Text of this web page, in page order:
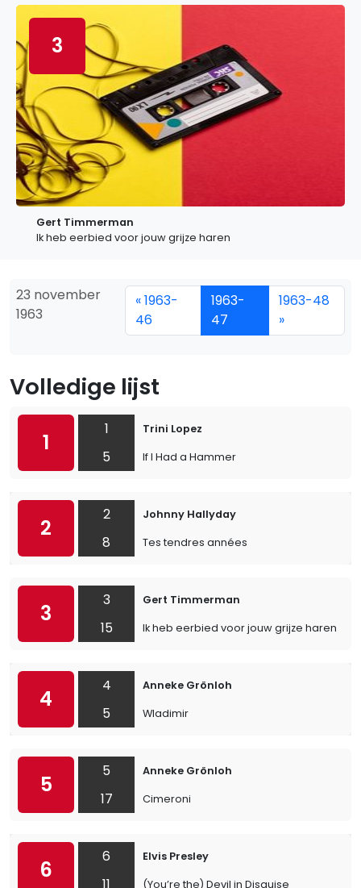
3
Gert Timmerman
Ik heb eerbied voor jouw grijze haren
23 november
1963
« 1963-
46
1963-
47
1963-48
»
Volledige lijst
1
1
5
Trini Lopez
If I Had a Hammer
2
2
8
Johnny Hallyday
Tes tendres années
3
3
15
Gert Timmerman
Ik heb eerbied voor jouw grijze haren
4
4
5
Anneke Grönloh
Wladimir
5
5
17
Anneke Grönloh
Cimeroni
6
6
11
Elvis Presley
(You’re the) Devil in Disguise